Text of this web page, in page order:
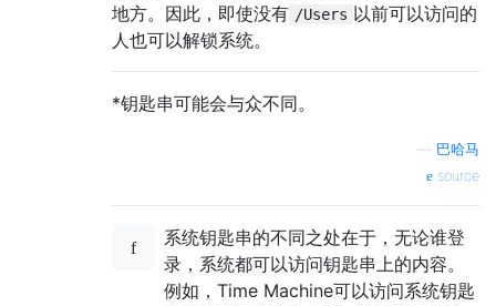
地方。因此，即使没有 /Users 以前可以访问的
人也可以解锁系统。
*钥匙串可能会与众不同。
巴哈马
source
系统钥匙串的不同之处在于，无论谁登
录，系统都可以访问钥匙串上的内容。
例如，Time Machine可以访问系统钥匙